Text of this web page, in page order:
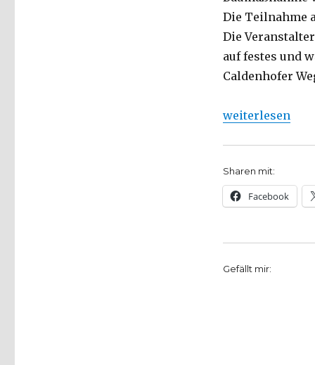
Die Teilnahme
Die
auf festes und
Caldenhofer
„Wie die
weiterlesen
Sharen mit:
Facebook
Gefällt mir: